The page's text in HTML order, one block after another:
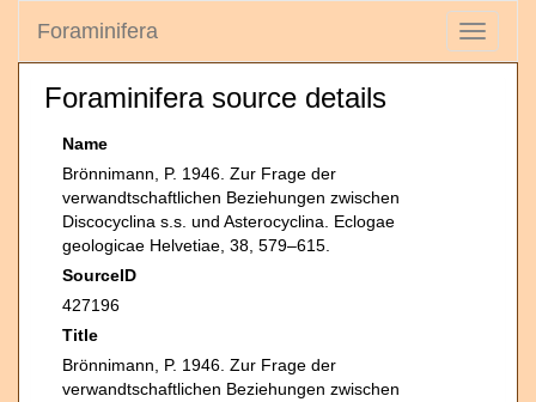
Toggle
Foraminifera
Foraminifera source details
Name
Brönnimann, P. 1946. Zur Frage der
verwandtschaftlichen Beziehungen zwischen
Discocyclina s.s. und Asterocyclina. Eclogae
geologicae Helvetiae, 38, 579–615.
SourceID
427196
Title
Brönnimann, P. 1946. Zur Frage der
verwandtschaftlichen Beziehungen zwischen